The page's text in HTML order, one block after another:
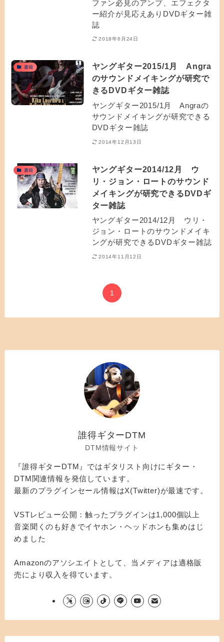
ファン必見のアンプ、エフェクタ
ー紹介が見応えありDVDギター雑
誌
2018年6月24日
書籍
ヤングギター2015/1月 Angra
のサウンドメイキングが研究で
きるDVDギター雑誌
ヤングギター2015/1月 Angraの
サウンドメイキングが研究できる
DVDギター雑誌
2014年12月13日
書籍
ヤングギター2014/12月 ウ
リ・ジョン・ロートのサウンド
メイキングが研究できるDVDギ
ター雑誌
ヤングギター2014/12月 ウリ・
ジョン・ロートのサウンドメイキ
ングが研究できるDVDギター雑誌
2014年11月12日
1
誰得ギターDTM
DTM情報サイト
『誰得ギターDTM』ではギタリスト向けにギター・
DTM関連情報を発信しています。
最新のプラグインセール情報はX(Twitter)が最速です。
VSTレビュー公開：触ったプラグインは1,000個以上
音楽聞くのも好きでイヤホン・ヘッドホンも集めはじ
めました
Amazonのアソシエイトとして、当メディアは適格販
売により収入を得ています。